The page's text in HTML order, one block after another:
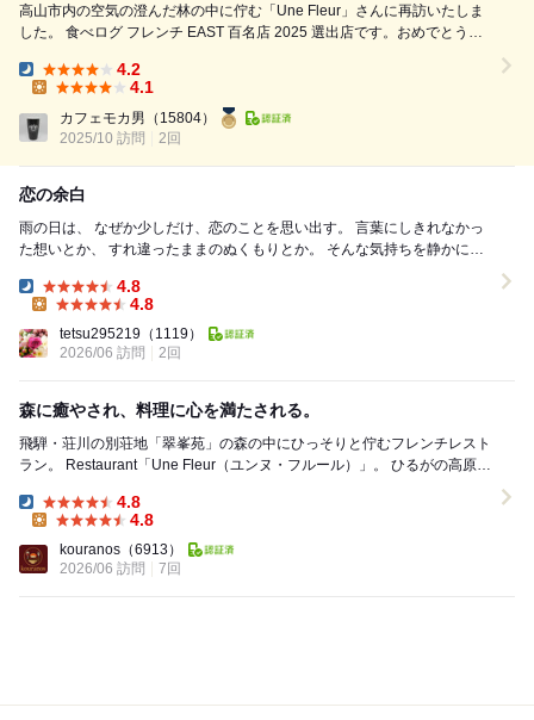
高山市内の空気の澄んだ林の中に佇む「Une Fleur」さんに再訪いたしま
した。 食べログ フレンチ EAST 百名店 2025 選出店です。おめでとうご
ランです。 自然の中に溶け込んだ絵本の中から出てきたようなかわいら
し...
Dinner:
4.2
4.1
カフェモカ男 （15804）
2025/10 訪問
2回
恋の余白
雨の日は、 なぜか少しだけ、恋のことを思い出す。 言葉にしきれなかっ
た想いとか、 すれ違ったままのぬくもりとか。 そんな気持ちを静かに抱
Dinner:
4.8
4.8
tetsu295219 （1119）
2026/06 訪問
2回
森に癒やされ、料理に心を満たされる。
飛騨・荘川の別荘地「翠峯苑」の森の中にひっそりと佇むフレンチレスト
ラン。 Restaurant「Une Fleur（ユンヌ・フルール）⁠￼」。 ひるがの高原ス
Dinner:
4.8
4.8
kouranos （6913）
2026/06 訪問
7回